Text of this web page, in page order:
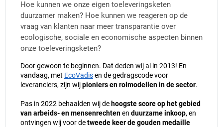
Hoe kunnen we onze eigen toeleveringsketen
duurzamer maken? Hoe kunnen we reageren op de
vraag van klanten naar meer transparantie over
ecologische, sociale en economische aspecten binnen
onze toeleveringsketen?
Door gewoon te beginnen. Dat deden wij al in 2013! En
vandaag, met EcoVadisen de gedragscode voor
leveranciers, zijn wijpioniers en rolmodellen in de sector.
Pas in 2022 behaalden wij de hoogste score op het gebied
van arbeids- en mensenrechtenen duurzame inkoop, en
ontvingen wij voor detweede keer de gouden medaille